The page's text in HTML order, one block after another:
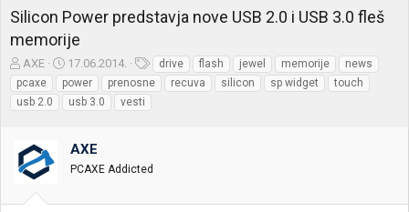
Silicon Power predstavja nove USB 2.0 i USB 3.0 fleš
memorije
Z
a
č
e
n
i
k
AXE
D
a
t
u
p
k
17.06.2014.
z
n
drive flash jewel memorije
news
pcaxe
power prenosne recuva silicon sp widget
touch
usb 2.0
usb 3.0 vesti
AXE
PCAXE Addicted